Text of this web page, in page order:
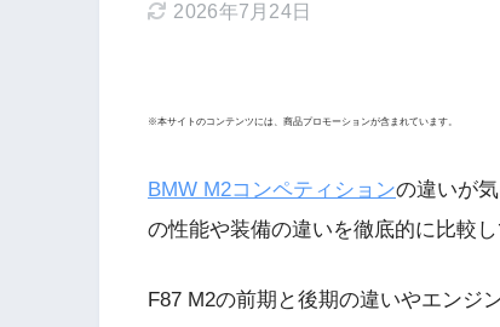
2026年7月24日
※本サイトのコンテンツには、商品プロモーションが含まれています。
BMW M2コンペティションの違いが
の性能や装備の違いを徹底的に比較し
F87 M2の前期と後期の違いやエンジ